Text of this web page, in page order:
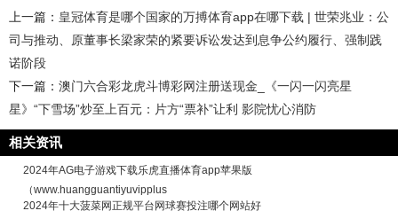
上一篇： 皇冠体育是哪个国家的万搏体育app在哪下载 | 世荣兆业：公
司与推动、原董事长梁家荣的紧要诉讼发达到息争公约履行、强制践
诺阶段
下一篇： 澳门六合彩龙虎斗博彩网注册送现金_《一闪一闪亮星
星》“下雪场”炒至上百元：片方“票补”让利 影院忧心消防
相关资讯
2024年AG电子游戏下载乐虎直播体育app苹果版
（www.huangguantiyuvipplus
2024年十大菠菜网正规平台网球赛投注哪个网站好